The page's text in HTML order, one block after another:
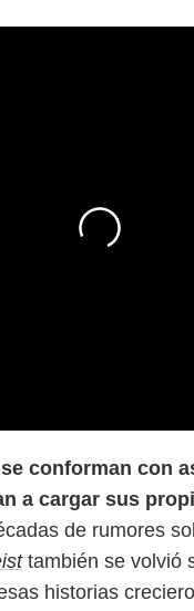
conforman con
a cargar sus
de rumores
también se volvió
historias